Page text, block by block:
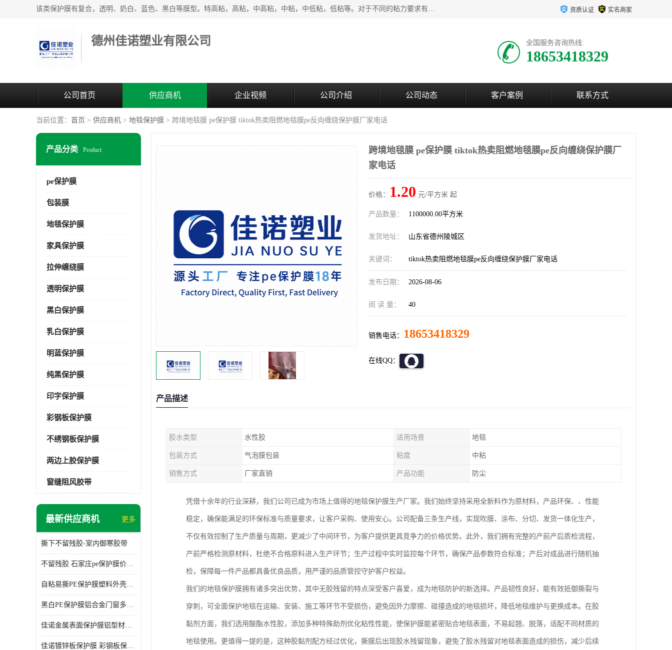
该类保护膜有复合，透明、奶白、蓝色、黑白等膜型。特高粘，高粘，中高粘，中粘，中低粘，低粘等。对于不同的粘力要求有相应的产品相适配。无胶渍残留污染。在较宽的收卷幅度下平整无皱纹，收卷长度大，利于机械化及自动化施工粘贴。为您的产品提供的表面保护解决方案。 产品广泛适用于：铝材、不锈钢、金属、塑料、电子、家电、家具、玻璃、化工材料、装饰材料等。 资质认证 实名商家
德州佳诺塑业有限公司 全国服务咨询热线:
18653418329
公司首页 供应商机 企业视频 公司介绍 公司动态 客户案例 联系方式
当前位置： 首页 > 供应商机 > 地毯保护膜 > 跨境地毯膜 pe保护膜 tiktok热卖阻燃地毯膜pe反向缠绕保护膜厂家电话
产品分类 Product
pe保护膜
包装膜
地毯保护膜
家具保护膜
拉伸缠绕膜
透明保护膜
黑白保护膜
乳白保护膜
明蓝保护膜
纯黑保护膜
印字保护膜
彩钢板保护膜
不绣钢板保护膜
两边上胶保护膜
窗缝阻风胶带
最新供应商机 更多
撕下不留残胶-室内御寒胶带
不留残胶 石家庄pe保护膜价格 塑料薄膜
自粘易撕PE保护膜塑料外壳导光板亚克力板膜操作方便
黑白PE保护膜铝合金门窗多种颜色支持定制生产
佳诺金属表面保护膜铝型材保护膜不留残胶铝合金窗框保护胶带
佳诺镀锌板保护膜 彩钢板保护pe保护膜
跨境地毯膜 pe保护膜 tiktok热卖阻燃地毯膜pe反向缠绕保护膜厂
家电话
价格： 1.20 元/平方米 起
产品数量： 1100000.00平方米
发货地址： 山东省德州陵城区
关键词： tiktok热卖阻燃地毯膜pe反向缠绕保护膜厂家电话
发布日期： 2026-08-06
阅 读 量： 40
销售电话： 18653418329
在线QQ：
产品描述
胶水类型 水性胶 适用场景 地毯
包装方式 气泡膜包装 粘度 中粘
销售方式 厂家直销 产品功能 防尘
凭借十余年的行业深耕，我们公司已成为市场上值得的地毯保护膜生产厂家。我们始终坚持采用全新料作为原材料，产品环保、、性能
稳定，确保能满足的环保标准与质量要求，让客户采购、使用安心。公司配备三条生产线，实现吹膜、涂布、分切、发货一体化生产，
不仅有效控制了生产质量与周期，更减少了中间环节，为客户提供更具竞争力的价格优势。此外，我们拥有完整的产前产后质检流程，
产前严格检测原材料，杜绝不合格原料进入生产环节；生产过程中实时监控每个环节，确保产品参数符合标准；产后对成品进行随机抽
检，保障每一件产品都具备优良品质，用严谨的品质管控守护客户权益。
我们的地毯保护膜拥有诸多突出优势，其中无胶残留的特点深受客户喜爱，成为地毯防护的新选择。产品韧性良好，能有效抵御撕裂与
穿刺，可全面保护地毯在运输、安装、施工等环节不受损伤，避免因外力摩擦、碰撞造成的地毯损坏，降低地毯维护与更换成本。在胶
黏剂方面，我们选用酸酯水性胶，添加多种特殊助剂优化粘性性能，使保护膜能紧密贴合地毯表面，不易起翘、脱落，适配不同材质的
地毯使用。更值得一提的是，这种胶黏剂配方经过优化，撕膜后出现胶水残留现象，避免了胶水残留对地毯表面造成的损伤，减少后续